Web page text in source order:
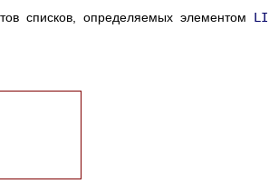
списков, определяемых элементом LI